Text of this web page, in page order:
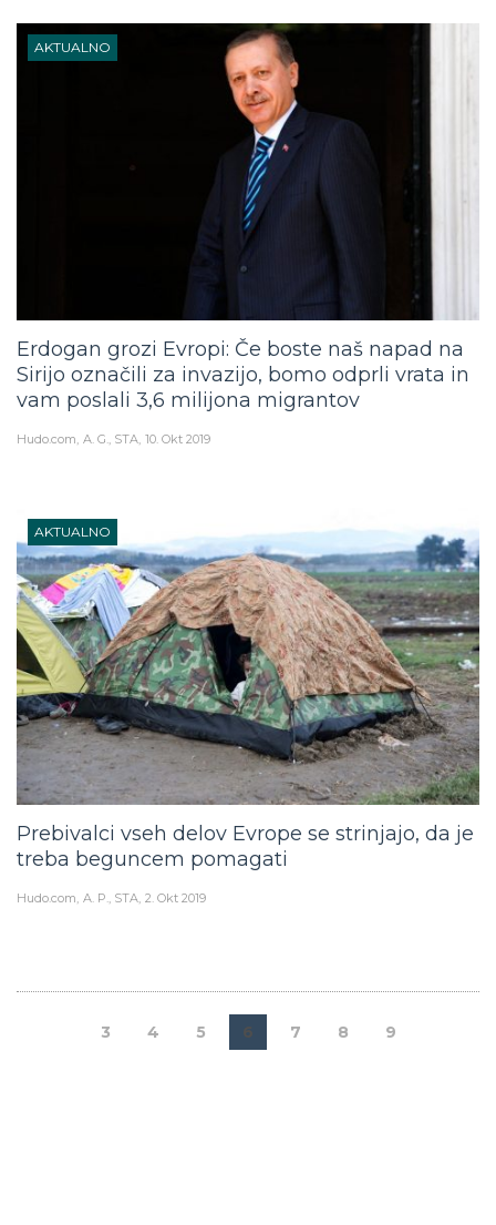
AKTUALNO
Erdogan grozi Evropi: Če boste naš napad na
Sirijo označili za invazijo, bomo odprli vrata in
vam poslali 3,6 milijona migrantov
Hudo.com A. G., STA 10. Okt 2019
AKTUALNO
Prebivalci vseh delov Evrope se strinjajo, da je
treba beguncem pomagati
Hudo.com A. P., STA 2. Okt 2019
3 4 5 6 7 8 9